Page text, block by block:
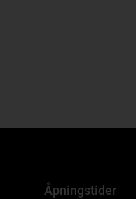
Åpningstider